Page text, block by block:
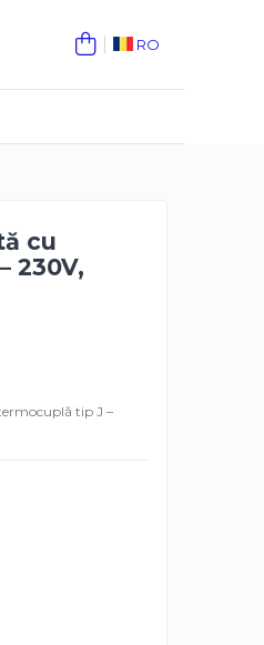
RO
cu
230V,
tip J –